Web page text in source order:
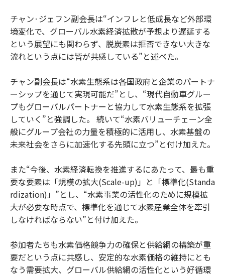
チャン·ジェフン副会長は“インフレと低成長など外部環
境変化で、グローバル水素経済拡散が予想より遅延する
という展望にも関わらず、脱炭素は拒否できない大きな
流れという点には皆が共感している”と述べた。
チャン副会長は“水素生態系は各国政府と企業のパートナ
ーシップを通じて実現可能だ”とし、“現代自動車グルー
プもグローバルパートナーと協力して水素生態系を拡張
していく”と強調した。 続いて“水素バリューチェーン全
般にグループ会社の力量を積極的に活用し、水素基盤の
未来社会をさらに加速化する先頭に立つ”と付け加えた。
また“今後、水素経済転換を推進するにあたって、最も重
要な要素は「規模の拡大(Scale-up)」と「標準化(Standa
rdization)」”とし、“水素事業の活性化のために規模拡
大が必要な時点で、標準化を通じて水素産業全体を牽引
しなければならない”と付け加えた。
参加者たちも水素価格競争力の確保と供給網の構築が重
要だという点に共感し、安定的な水素価格の維持にとも
なう需要拡大、グローバル供給網の活性化という好循環